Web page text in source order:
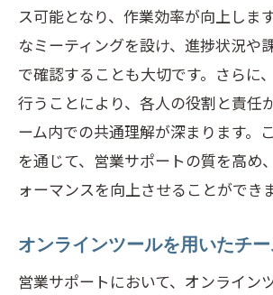
ス可能となり、作業効率が向上しま
なミーティングを設け、進捗状況や
で確認することも大切です。さらに
行うことにより、各人の役割と責任
ーム内での共通理解が深まります。
を通じて、営業サポートの質を高め
ォーマンスを向上させることができま
オンラインツールを用いたチ
営業サポートにおいて、オンライン